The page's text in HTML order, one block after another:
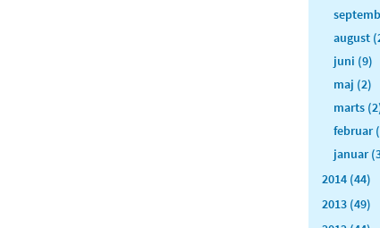
august
juni (9)
maj (2)
marts
februar
januar
2014 (44)
2013 (49)